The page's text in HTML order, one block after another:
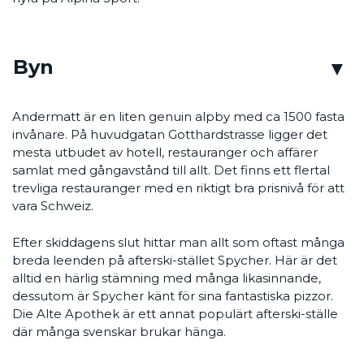
Byn
Andermatt är en liten genuin alpby med ca 1500 fasta
invånare. På huvudgatan Gotthardstrasse ligger det
mesta utbudet av hotell, restauranger och affärer
samlat med gångavstånd till allt. Det finns ett flertal
trevliga restauranger med en riktigt bra prisnivå för att
vara Schweiz.
Efter skiddagens slut hittar man allt som oftast många
breda leenden på afterski-stället Spycher. Här är det
alltid en härlig stämning med många likasinnande,
dessutom är Spycher känt för sina fantastiska pizzor.
Die Alte Apothek är ett annat populärt afterski-ställe
där många svenskar brukar hänga.